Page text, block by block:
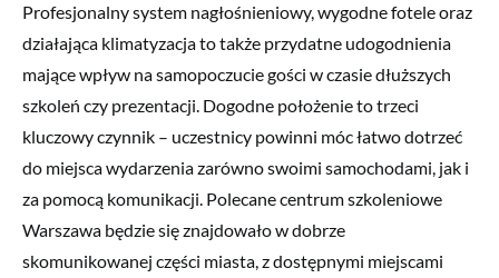
Profesjonalny system nagłośnieniowy, wygodne fotele oraz
działająca klimatyzacja to także przydatne udogodnienia
mające wpływ na samopoczucie gości w czasie dłuższych
szkoleń czy prezentacji. Dogodne położenie to trzeci
kluczowy czynnik – uczestnicy powinni móc łatwo dotrzeć
do miejsca wydarzenia zarówno swoimi samochodami, jak i
za pomocą komunikacji. Polecane centrum szkoleniowe
Warszawa będzie się znajdowało w dobrze
skomunikowanej części miasta, z dostępnymi miejscami